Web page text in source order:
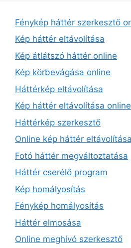
Fénykép háttér szerkesztő
Kép háttér eltávolítása
Kép átlátszó háttér online
Kép körbevágása online
Háttérkép eltávolítása
Kép háttér eltávolítása
Háttérkép szerkesztő
Online kép háttér eltávolítása
Fotó háttér megváltoztatása
Háttér cserélő program
Kép homályosítás
Fénykép homályosítás
Háttér elmosása
Online meghívó szerkesztő